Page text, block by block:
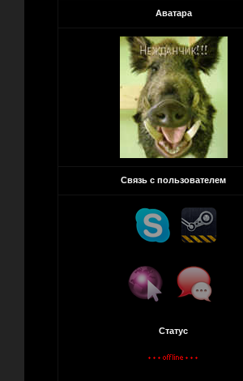
Аватара
Связь с пользователем
Статус